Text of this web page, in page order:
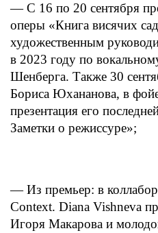
— С 16 по 20 сентября
оперы «Книга висячих
художественным
в 2023 году по
Шенберга. Также 30
Бориса Юхананова, в фойе
презентация его
Заметки о режиссуре»;
— Из премьер: в
Context. Diana Vishneva
Игоря Макарова и